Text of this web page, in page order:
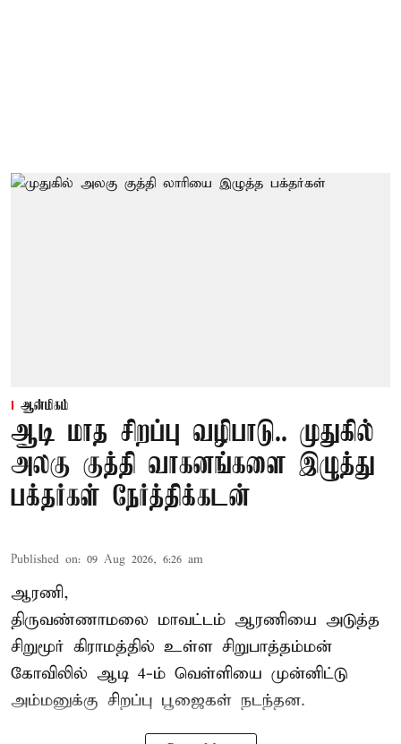
ஆன்மிகம்
ஆடி மாத சிறப்பு வழிபாடு.. முதுகில்
அலகு குத்தி வாகனங்களை இழுத்து
பக்தர்கள் நேர்த்திக்கடன்
Published on: 09 Aug 2026, 6:26 am
ஆரணி,
திருவண்ணாமலை மாவட்டம் ஆரணியை அடுத்த
சிறுமூர் கிராமத்தில் உள்ள சிறுபாத்தம்மன்
கோவிலில் ஆடி 4-ம் வெள்ளியை முன்னிட்டு
அம்மனுக்கு சிறப்பு பூஜைகள் நடந்தன.